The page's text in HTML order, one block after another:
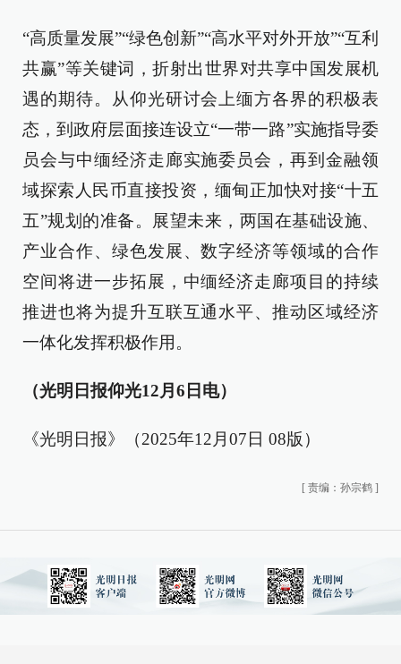
“高质量发展”“绿色创新”“高水平对外开放”“互利
共赢”等关键词，折射出世界对共享中国发展机
遇的期待。从仰光研讨会上缅方各界的积极表
态，到政府层面接连设立“一带一路”实施指导委
员会与中缅经济走廊实施委员会，再到金融领
域探索人民币直接投资，缅甸正加快对接“十五
五”规划的准备。展望未来，两国在基础设施、
产业合作、绿色发展、数字经济等领域的合作
空间将进一步拓展，中缅经济走廊项目的持续
推进也将为提升互联互通水平、推动区域经济
一体化发挥积极作用。
（光明日报仰光12月6日电）
《光明日报》（2025年12月07日 08版）
[ 责编：孙宗鹤 ]